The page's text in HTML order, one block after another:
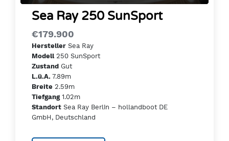
Sea Ray 250 SunSport
€179.900
Hersteller Sea Ray
Modell250 SunSport
Zustand Gut
L.ü.A. 7.89m
Breite 2.59m
Tiefgang1.02m
Standort Sea Ray Berlin – hollandboot DE
GmbH, Deutschland